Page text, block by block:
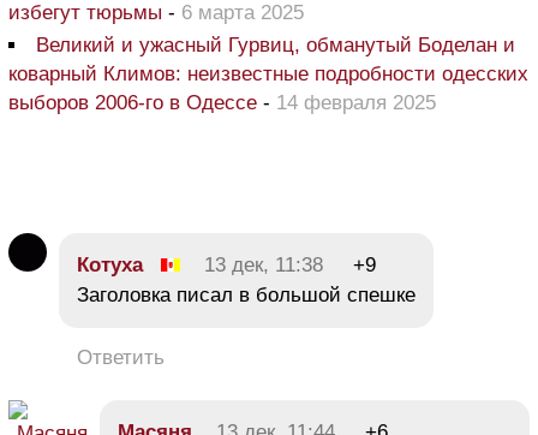
избегут тюрьмы - 6 марта 2025
Великий и ужасный Гурвиц, обманутый Боделан и
коварный Климов: неизвестные подробности одесских
выборов 2006-го в Одессе - 14 февраля 2025
Котуха 13 дек, 11:38
+9
Заголовка писал в большой спешке
Ответить